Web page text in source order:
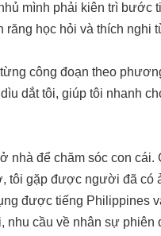
mình phải kiên trì
răng học hỏi và thích nghi
công đoạn theo
dắt tôi, giúp tôi nhanh
nhà để chăm sóc con
tôi gặp được người đã có
được tiếng Philippines
cầu về nhân sự phiên